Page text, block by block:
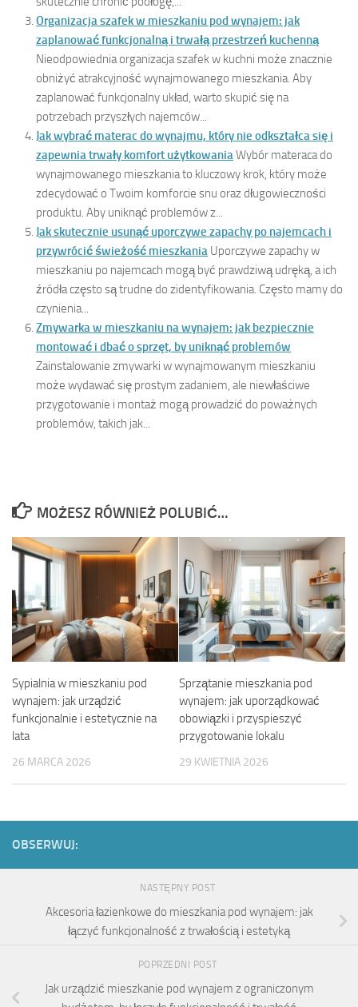
Organizacja szafek w mieszkaniu pod wynajem: jak
zaplanować funkcjonalną i trwałą przestrzeń kuchenną
Nieodpowiednia organizacja szafek w kuchni może znacznie
obniżyć atrakcyjność wynajmowanego mieszkania. Aby
zaplanować funkcjonalny układ, warto skupić się na
potrzebach przyszłych najemców...
Jak wybrać materac do wynajmu, który nie odkształca się i
zapewnia trwały komfort użytkowaniaWybór materaca do
wynajmowanego mieszkania to kluczowy krok, który może
zdecydować o Twoim komforcie snu oraz długowieczności
produktu. Aby uniknąć problemów z...
Jak skutecznie usunąć uporczywe zapachy po najemcach i
przywrócić świeżość mieszkania Uporczywe zapachy w
mieszkaniu po najemcach mogą być prawdziwą udręką, a ich
źródła często są trudne do zidentyfikowania. Często mamy do
czynienia...
Zmywarka w mieszkaniu na wynajem: jak bezpiecznie
montować i dbać o sprzęt, by uniknąć problemów
Zainstalowanie zmywarki w wynajmowanym mieszkaniu
może wydawać się prostym zadaniem, ale niewłaściwe
przygotowanie i montaż mogą prowadzić do poważnych
problemów, takich jak...
MOŻESZ RÓWNIEŻ POLUBIĆ…
Sypialnia w mieszkaniu pod
wynajem: jak urządzić
funkcjonalnie i estetycznie na
lata
26 MARCA 2026
Sprzątanie mieszkania pod
wynajem: jak uporządkować
obowiązki i przyspieszyć
przygotowanie lokalu
29 KWIETNIA 2026
OBSERWUJ:
NASTĘPNY POST
Akcesoria łazienkowe do mieszkania pod wynajem: jak
łączyć funkcjonalność z trwałością i estetyką
POPRZEDNI POST
Jak urządzić mieszkanie pod wynajem z ograniczonym